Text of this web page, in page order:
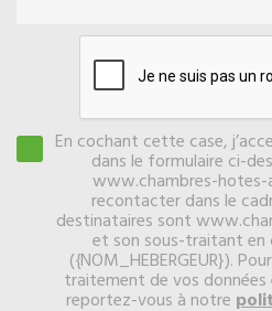
En cochant cette case,
dans le formulaire ci-
www.chambres-hotes-
recontacter dans le
destinataires sont
et son sous-traitant en
({NOM_HEBERGEUR}).
traitement de vos
reportez-vous à notre